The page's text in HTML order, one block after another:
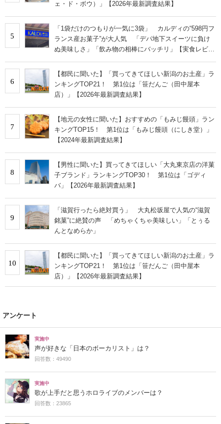
ェ・ド・ボウ）」【2026年最新調査結果】
5
「1袋だけのつもりが一気に3袋」 カルディの“598円フ
ランス産お菓子”が大人気 「デパ地下スイーツに負け
ぬ美味しさ」「飲み物の相棒にバッチリ」【実食レビュ
6
【都民に聞いた】「買ってきてほしい新潟のお土産」ラ
ンキングTOP21！ 第1位は「笹だんご（田中屋本
店）」【2026年最新調査結果】
7
【地元の女性に聞いた】おすすめの「もみじ饅頭」ラン
キングTOP15！ 第1位は「もみじ饅頭（にしき堂）」
【2024年最新調査結果】
8
【男性に聞いた】買ってきてほしい「大丸東京店の洋菓
子ブランド」ランキングTOP30！ 第1位は「ゴディ
バ」【2026年最新調査結果】
9
「滋賀行ったら絶対買う」 大丸松坂屋で人気の“滋賀
銘菓”に絶賛の声 「めちゃくちゃ美味しい」「とぅる
んとなめらか」
10
【都民に聞いた】「買ってきてほしい新潟のお土産」ラ
ンキングTOP21！ 第1位は「笹だんご（田中屋本
店）」【2026年最新調査結果】
アンケート
実施中
声が好きな「日本のボーカリスト」は？
回答数：49490
実施中
歌が上手だと思うホロライブのメンバーは？
回答数：23865